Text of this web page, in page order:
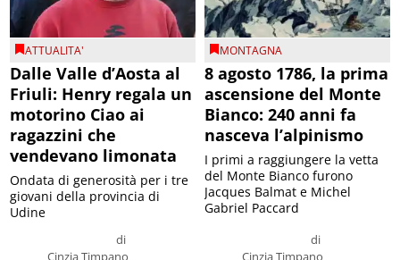
ATTUALITA'
Dalle Valle d’Aosta al
Friuli: Henry regala un
motorino Ciao ai
ragazzini che
vendevano limonata
di
Cinzia Timpano
Ondata di generosità per i tre
giovani della provincia di
Udine
MONTAGNA
8 agosto 1786, la prima
ascensione del Monte
Bianco: 240 anni fa
nasceva l’alpinismo
di
Cinzia Timpano
I primi a raggiungere la vetta
del Monte Bianco furono
Jacques Balmat e Michel
Gabriel Paccard